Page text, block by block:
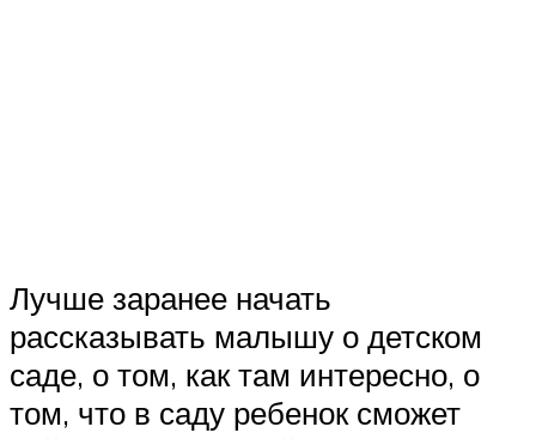
Лучше заранее начать
рассказывать малышу о детском
саде, о том, как там интересно, о
том, что в саду ребенок сможет